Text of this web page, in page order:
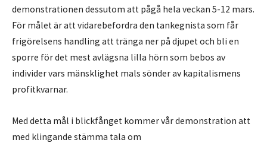
demonstrationen dessutom att pågå hela veckan 5-12 mars.
För målet är att vidarebefordra den tankegnista som får
frigörelsens handling att tränga ner på djupet och bli en
sporre för det mest avlägsna lilla hörn som bebos av
individer vars mänsklighet mals sönder av kapitalismens
profitkvarnar.
Med detta mål i blickfånget kommer vår demonstration att
med klingande stämma tala om